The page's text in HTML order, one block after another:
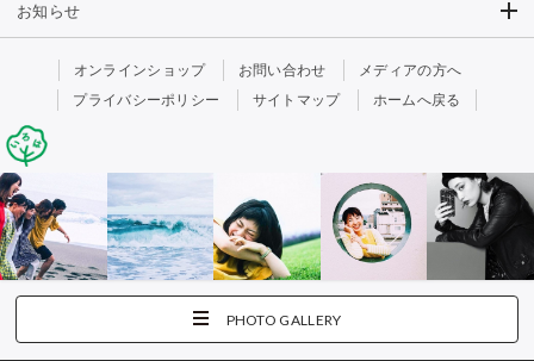
お知らせ
オンラインショップ お問い合わせ
メディアの方へ
プライバシーポリシー
サイトマップ ホームへ戻る
PHOTO GALLERY